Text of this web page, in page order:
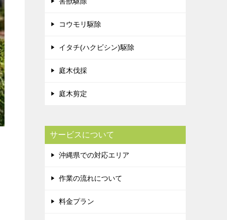
コウモリ駆除
イタチ(ハクビシン)駆除
庭木伐採
庭木剪定
サービスについて
沖縄県での対応エリア
作業の流れについて
料金プラン